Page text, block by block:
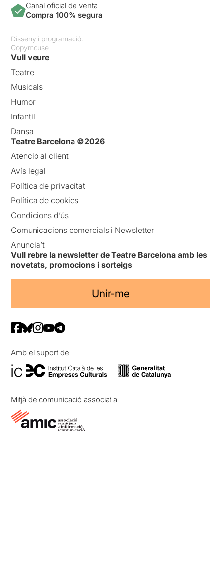
Canal oficial de venta
Compra 100% segura
Disseny i programació:
Copymouse
Vull veure
Teatre
Musicals
Humor
Infantil
Dansa
Teatre Barcelona ©2026
Atenció al client
Avís legal
Política de privacitat
Política de cookies
Condicions d’ús
Comunicacions comercials i Newsletter
Anuncia’t
Vull rebre la newsletter de Teatre Barcelona amb les
novetats, promocions i sorteigs
Unir-me
Amb el suport de
Mitjà de comunicació associat a